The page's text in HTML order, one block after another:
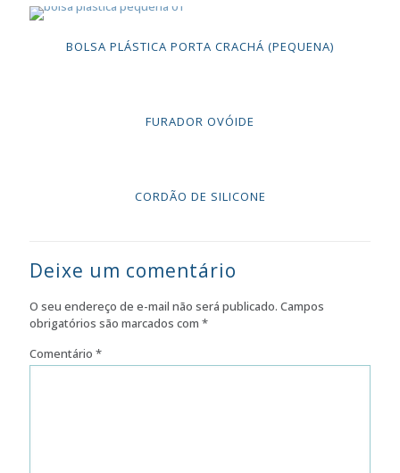
BOLSA PLÁSTICA PORTA CRACHÁ (PEQUENA)
FURADOR OVÓIDE
CORDÃO DE SILICONE
Deixe um comentário
O seu endereço de e-mail não será publicado. Campos
obrigatórios são marcados com *
Comentário *